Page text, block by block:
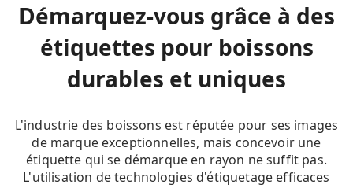
Démarquez-vous grâce à des
étiquettes pour boissons
durables et uniques
L'industrie des boissons est réputée pour ses images
de marque exceptionnelles, mais concevoir une
étiquette qui se démarque en rayon ne suffit pas.
L'utilisation de technologies d'étiquetage efficaces